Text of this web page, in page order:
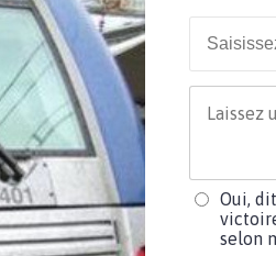
Oui,
selon